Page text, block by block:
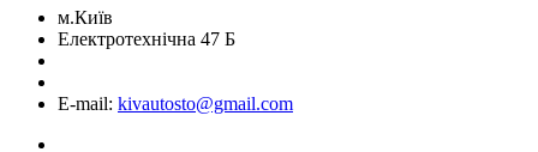
м.Київ
Електротехнічна 47 Б
E-mail: kivautosto@gmail.com